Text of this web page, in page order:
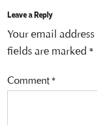
Leave a Reply
Your email
fields are marked *
Comment*